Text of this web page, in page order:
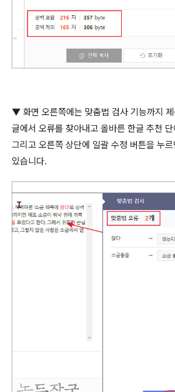
▼ 화면 오른쪽에는 맞춤법 검사 기능까지
글에서 오류를 찾아내고 올바른 한글 추천
그리고 오른쪽 상단에 일괄 수정 버튼을 누
있습니다.